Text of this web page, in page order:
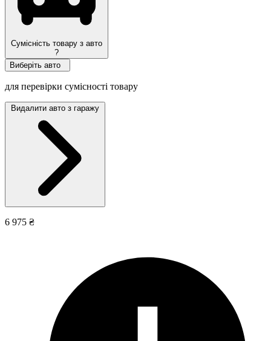
Сумісність товару з авто
?
Виберіть авто
для перевірки сумісності товару
Видалити авто з гаражу
6 975 ₴